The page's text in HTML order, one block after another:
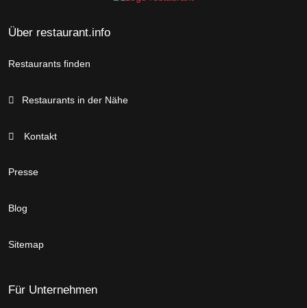
Über restaurant.info
Restaurants finden
Restaurants in der Nähe
Kontakt
Presse
Blog
Sitemap
Für Unternehmen